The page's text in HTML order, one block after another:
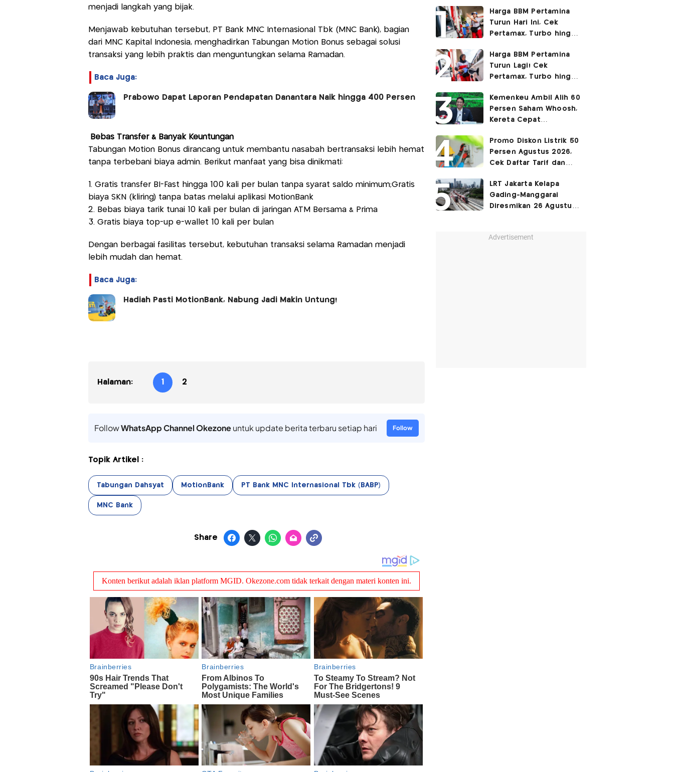
menjadi langkah yang bijak.
Menjawab kebutuhan tersebut, PT Bank MNC Internasional Tbk (MNC Bank), bagian
dari MNC Kapital Indonesia, menghadirkan Tabungan Motion Bonus sebagai solusi
transaksi yang lebih praktis dan menguntungkan selama Ramadan.
Baca Juga:
Prabowo Dapat Laporan Pendapatan Danantara Naik hingga 400 Persen
Bebas Transfer & Banyak Keuntungan
Tabungan Motion Bonus dirancang untuk membantu nasabah bertransaksi lebih hemat
tanpa terbebani biaya admin. Berikut manfaat yang bisa dinikmati:
1. Gratis transfer BI-Fast hingga 100 kali per bulan tanpa syarat saldo minimum;Gratis
biaya SKN (kliring) tanpa batas melalui aplikasi MotionBank
2. Bebas biaya tarik tunai 10 kali per bulan di jaringan ATM Bersama & Prima
3. Gratis biaya top-up e-wallet 10 kali per bulan
Dengan berbagai fasilitas tersebut, kebutuhan transaksi selama Ramadan menjadi
lebih mudah dan hemat.
Baca Juga:
Hadiah Pasti MotionBank, Nabung Jadi Makin Untung!
Halaman: 1 2
FollowWhatsApp Channel Okezoneuntuk update berita terbaru setiap hari Follow
Topik Artikel :
Tabungan Dahsyat MotionBank PT Bank MNC Internasional Tbk (BABP)
MNC Bank
Share
Harga BBM Pertamina
Turun Hari Ini, Cek
Pertamax, Turbo hingga
2026
Harga BBM Pertamina
Turun Lagi! Cek
Pertamax, Turbo hingga
Agustus 2026
Kemenkeu Ambil Alih 60
Persen Saham Whoosh,
Kereta Cepat
Surabaya
Promo Diskon Listrik 50
Persen Agustus 2026,
Cek Daftar Tarif dan
LRT Jakarta Kelapa
Gading-Manggarai
Diresmikan 26 Agustus
Advertisement